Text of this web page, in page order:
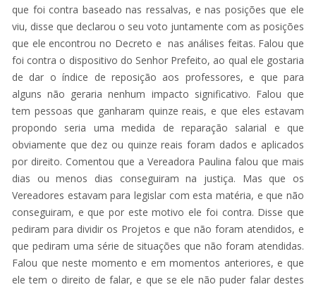
que foi contra baseado nas ressalvas, e nas posições que ele
viu, disse que declarou o seu voto juntamente com as posições
que ele encontrou no Decreto e nas análises feitas. Falou que
foi contra o dispositivo do Senhor Prefeito, ao qual ele gostaria
de dar o índice de reposição aos professores, e que para
alguns não geraria nenhum impacto significativo. Falou que
tem pessoas que ganharam quinze reais, e que eles estavam
propondo seria uma medida de reparação salarial e que
obviamente que dez ou quinze reais foram dados e aplicados
por direito. Comentou que a Vereadora Paulina falou que mais
dias ou menos dias conseguiram na justiça. Mas que os
Vereadores estavam para legislar com esta matéria, e que não
conseguiram, e que por este motivo ele foi contra. Disse que
pediram para dividir os Projetos e que não foram atendidos, e
que pediram uma série de situações que não foram atendidas.
Falou que neste momento e em momentos anteriores, e que
ele tem o direito de falar, e que se ele não puder falar destes